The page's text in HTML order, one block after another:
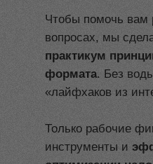
Чтобы помочь вам
вопросах, мы
практикум
формата. Без
«лайфхаков из
Только рабочие
инструменты и